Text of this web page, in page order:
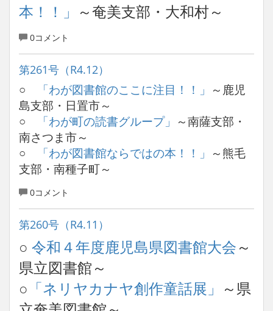
本！！」 ～奄美支部・大和村～
0コメント
第261号（R4.12）
○ 「わが図書館のここに注目！！」 ～鹿児
島支部・日置市～
○
「わが町の読書グループ」 ～南薩支部・
南さつま市～
○
「わが図書館ならではの本！！」 ～熊毛
支部・南種子町～
0コメント
第260号（R4.11）
○ 令和４年度鹿児島県図書館大会～
県立図書館～
○ 「ネリヤカナヤ創作童話展」 ～県